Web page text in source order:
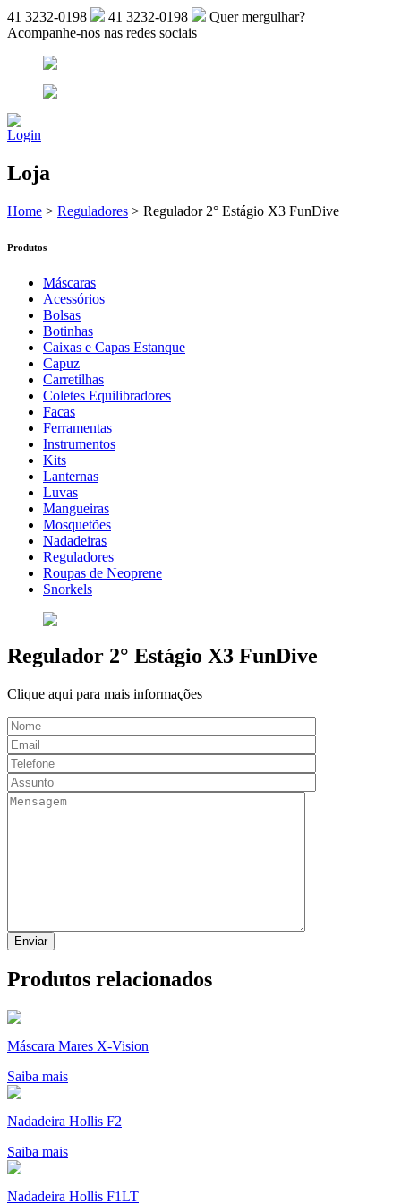
41 3232-0198 41 3232-0198
Quer mergulhar?
Acompanhe-nos nas redes sociais
Login
Loja
Home > Reguladores > Regulador 2° Estágio X3 FunDive
Produtos
Máscaras
Acessórios
Bolsas
Botinhas
Caixas e Capas Estanque
Capuz
Carretilhas
Coletes Equilibradores
Facas
Ferramentas
Instrumentos
Kits
Lanternas
Luvas
Mangueiras
Mosquetões
Nadadeiras
Reguladores
Roupas de Neoprene
Snorkels
Regulador 2° Estágio X3 FunDive
Clique aqui para mais informações
Produtos relacionados
Máscara Mares X-Vision
Saiba mais
Nadadeira Hollis F2
Saiba mais
Nadadeira Hollis F1LT